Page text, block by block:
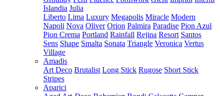
Islandia Julia
Liberto Lima Luxury Megapolis Miracle Modern
Napoli Nova Oliver Orion Palmira Paradise Pion Azul
Pion Crema Portland Rainfall Rejina Resort Santos
Sens Shape Smalta Sonata Triangle Veronica Vertus
Village
Amadis
Art Deco Brutalist Long Stick Rugose Short Stick
Stripes
Aparici